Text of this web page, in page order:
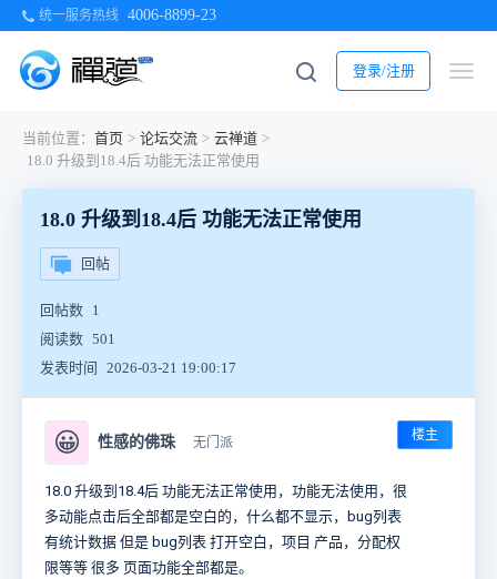
统一服务热线 4006-8899-23
登录/注册
当前位置： 首页 > 论坛交流 > 云禅道 >
18.0 升级到18.4后 功能无法正常使用
18.0 升级到18.4后 功能无法正常使用
回帖
回帖数 1
阅读数 501
发表时间
2026-03-21 19:00:17
😀 性感的佛珠 无门派 楼主
18.0 升级到18.4后 功能无法正常使用，功能无法使用，很
多动能点击后全部都是空白的，什么都不显示，bug列表
有统计数据 但是 bug列表 打开空白，项目 产品，分配权
限等等 很多 页面功能全部都是。